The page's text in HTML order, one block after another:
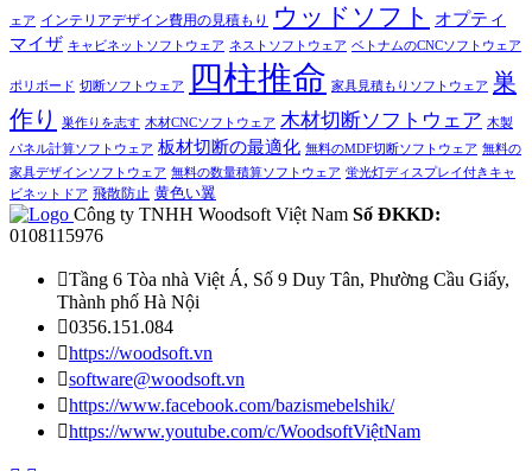
ェア インテリアデザイン費用の見積もり ウッドソフト
オプティ
マイザ キャビネットソフトウェア ネストソフトウェア ベトナムのCNCソフトウェア
ポリボード 切断ソフトウェア 四柱推命 家具見積もりソフトウェア 巣
作り
巣作りを志す 木材CNCソフトウェア 木材切断ソフトウェア 木製
パネル計算ソフトウェア 板材切断の最適化 無料のMDF切断ソフトウェア 無料の
家具デザインソフトウェア 無料の数量積算ソフトウェア 蛍光灯ディスプレイ付きキャ
ビネットドア 飛散防止 黄色い翼
Công ty TNHH Woodsoft Việt Nam Số ĐKKD:
0108115976
Tầng 6 Tòa nhà Việt Á, Số 9 Duy Tân, Phường Cầu Giấy,
Thành phố Hà Nội
0356.151.084
https://woodsoft.vn
software@woodsoft.vn
https://www.facebook.com/bazismebelshik/
https://www.youtube.com/c/WoodsoftViệtNam